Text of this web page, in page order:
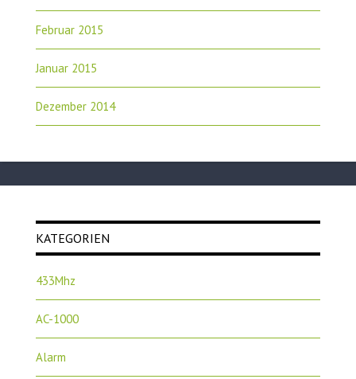
Februar 2015
Januar 2015
Dezember 2014
KATEGORIEN
433Mhz
AC-1000
Alarm